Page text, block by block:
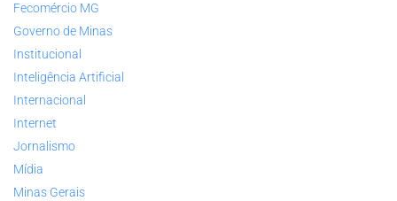
Fecomércio MG
Governo de Minas
Institucional
Inteligência Artificial
Internacional
Internet
Jornalismo
Mídia
Minas Gerais